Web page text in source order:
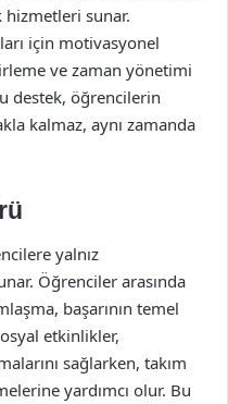
hizmetleri sunar.
için motivasyonel
ve zaman yönetimi
destek, öğrencilerin
kalmaz, aynı zamanda
yalnız
Öğrenciler arasında
başarının temel
etkinlikler,
sağlarken, takım
yardımcı olur. Bu